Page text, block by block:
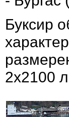
Буксир
2х2100